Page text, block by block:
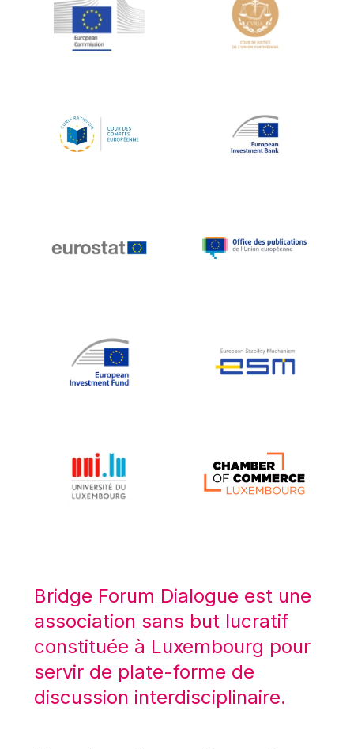
Jean-Louis Schiltz
Jean-Victor Louis
Johnny Åkerholm
Katharien L.C. Hunt
Klaus-Heiner Lehne
Koen LENAERTS
Lars Heikensten
Lucas Papademos
Máire Geoghegan-Quinn
Mario Centeno
Mario Monti
Maroš ŠEFČOVIČ
Martin Bailey
Martine Reicherts
Bridge Forum Dialogue est une
association sans but lucratif
constituée à Luxembourg pour
servir de plate-forme de
discussion interdisciplinaire.